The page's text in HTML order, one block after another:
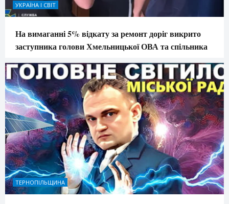
УКРАЇНА І СВІТ
На вимаганні 5% відкату за ремонт доріг викрито
заступника голови Хмельницької ОВА та спільника
ТЕРНОПІЛЬЩИНА